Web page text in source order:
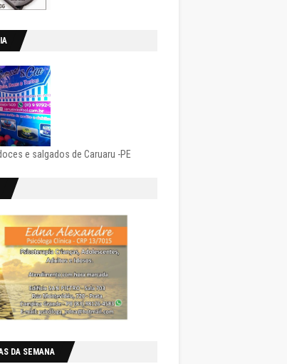
e salgados de Caruaru -PE
DA SEMANA